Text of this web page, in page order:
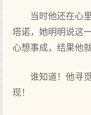
当时‌他还在心
塔诺，她明明说这
心想事成，结果他
谁知道！他寻
现！